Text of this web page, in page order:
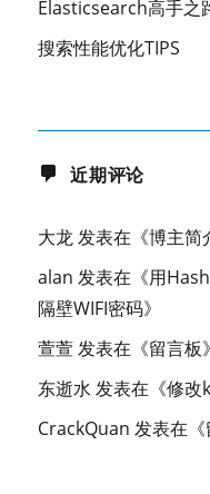
Elasticsearch高手之
搜索性能优化TIPS
近期评论
大龙发表在《博主简
alan 发表在《用
隔壁WIFI密码》
萱萱发表在《留言板》
东逝水 发表在《修改
CrackQuan 发表在《